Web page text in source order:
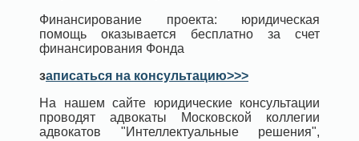
Финансирование проекта: юридическая
помощь оказывается бесплатно за счет
финансирования Фонда
записаться на консультацию>>>
На нашем сайте юридические консультации
проводят адвокаты Московской коллегии
адвокатов "Интеллектуальные решения",